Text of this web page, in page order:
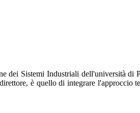
dei Sistemi Industriali dell'università di
è quello di integrare l'approccio